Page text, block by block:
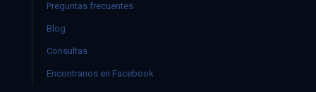
Preguntas frecuentes
Blog
Consultas
Encontranos en Facebook